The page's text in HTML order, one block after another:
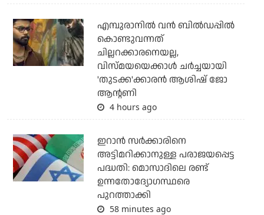
എമ്പുരാനില്‍ വന്‍ ബില്‍ഡപ്പില്‍
കൊണ്ടുവന്നത്
ചില്ലറക്കാരനെയല്ല,
വിസ്മയയെക്കാള്‍ ചര്‍ച്ചയായി
'തുടക്ക'ക്കാരന്‍ ആശിഷ് ജോ
ആന്റണി
4 hours ago
ഇറാന്‍ സര്‍ക്കാരിനെ
അട്ടിമറിക്കാനുള്ള പരാജയപ്പെട്ട
പദ്ധതി: മൊസാദിലെ രണ്ട്
ഉന്നതോദ്യോഗസ്ഥരെ
പുറത്താക്കി
58 minutes ago